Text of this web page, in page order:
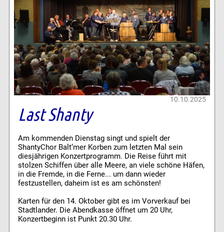
10.10.2025
Last Shanty
Am kommenden Dienstag singt und spielt der
ShantyChor Balt‘mer Korben zum letzten Mal sein
diesjährigen Konzertprogramm. Die Reise führt mit
stolzen Schiffen über alle Meere, an viele schöne Häfen,
in die Fremde, in die Ferne... um dann wieder
festzustellen, daheim ist es am schönsten!
Karten für den 14. Oktober gibt es im Vorverkauf bei
Stadtlander. Die Abendkasse öffnet um 20 Uhr,
Konzertbeginn ist Punkt 20.30 Uhr.